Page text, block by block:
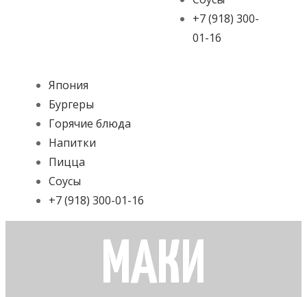
+7 (918) 300-
01-16
Япония
Бургеры
Горячие блюда
Напитки
Пицца
Соусы
+7 (918) 300-01-16
МАКИ